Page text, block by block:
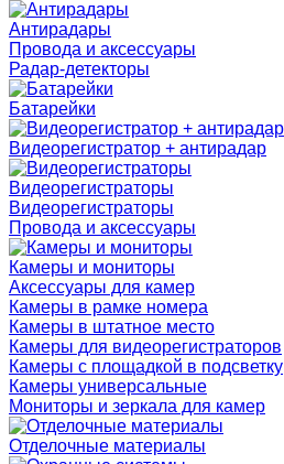
Антирадары
Провода и аксессуары
Радар-детекторы
Батарейки
Видеорегистратор + антирадар
Видеорегистраторы
Видеорегистраторы
Провода и аксессуары
Камеры и мониторы
Аксессуары для камер
Камеры в рамке номера
Камеры в штатное место
Камеры для видеорегистраторов
Камеры с площадкой в подсветку
Камеры универсальные
Мониторы и зеркала для камер
Отделочные материалы